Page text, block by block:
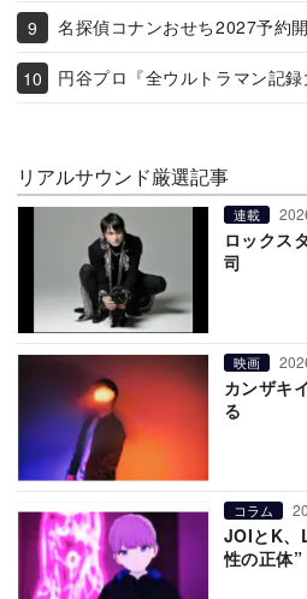
名探偵コナンおせち2027予約
円谷プロ『全ウルトラマン記録
リアルサウンド厳選記事
連載
ロックス
司
映画
カンザキ
る
コラム
JOIとK、
性の正体”